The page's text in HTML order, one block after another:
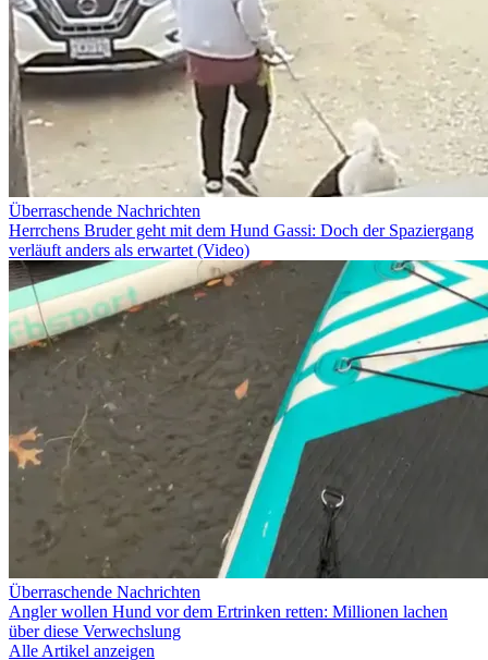
Überraschende Nachrichten
Herrchens Bruder geht mit dem Hund Gassi: Doch der Spaziergang
verläuft anders als erwartet (Video)
Überraschende Nachrichten
Angler wollen Hund vor dem Ertrinken retten: Millionen lachen
über diese Verwechslung
Alle Artikel anzeigen